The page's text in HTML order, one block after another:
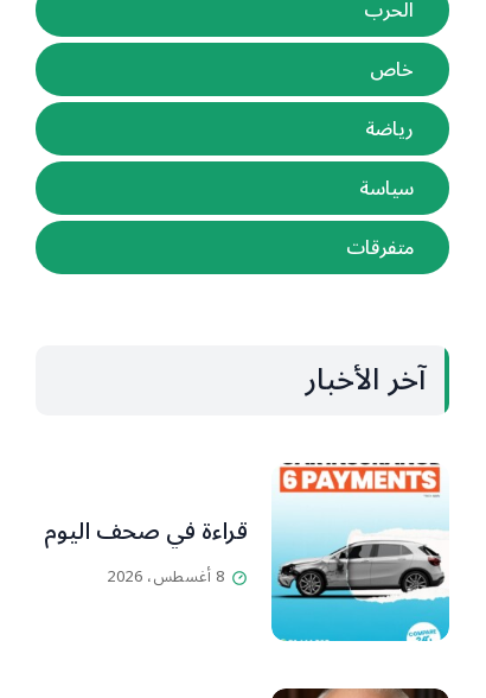
الحرب
خاص
رياضة
سياسة
متفرقات
آخر الأخبار
قراءة في صحف اليوم
8 أغسطس، 2026